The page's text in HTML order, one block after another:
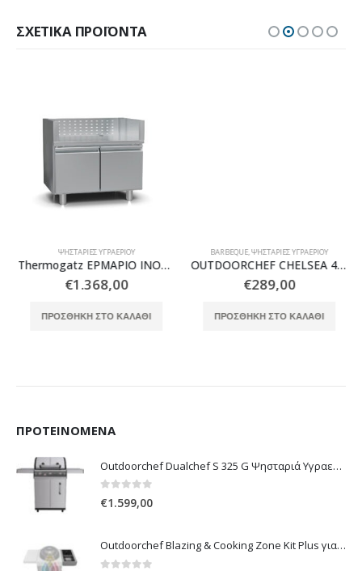
ΣΧΕΤΙΚΆ ΠΡΟΪΌΝΤΑ
ΨΗΣΤΑΡΙΈΣ ΥΓΡΑΕΡΊΟΥ
Thermogatz ΕΡΜΑΡΙΟ INOX BBQ TGH-B1-M61 ΜΕ ΠΟΡΤΕΣ
€1.368,00
ΠΡΟΣΘΉΚΗ ΣΤΟ ΚΑΛΆΘΙ
BARBEQUE,ΨΗΣΤΑΡΙΈΣ ΥΓΡΑΕΡΊΟΥ
OUTDOORCHEF CHELSEA 420 G
€289,00
ΠΡΟΣΘΉΚΗ ΣΤΟ ΚΑΛΆΘΙ
ΠΡΟΤΕΙΝΌΜΕΝΑ
Outdoorchef Dualchef S 325 G Ψησταριά Υγραερίου
0out of 5
€1.599,00
Outdoorchef Blazing & Cooking Zone Kit Plus για Ψησταριά Arosa Evo